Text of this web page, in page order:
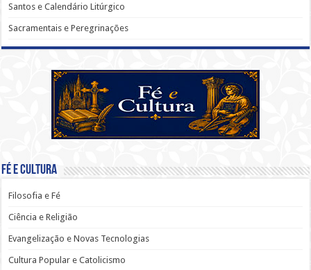
Santos e Calendário Litúrgico
Sacramentais e Peregrinações
Fé e Cultura
Filosofia e Fé
Ciência e Religião
Evangelização e Novas Tecnologias
Cultura Popular e Catolicismo